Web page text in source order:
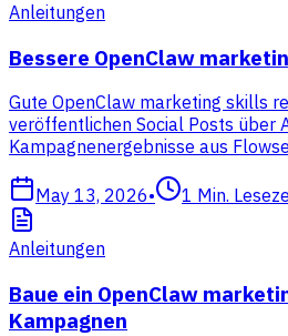
Anleitungen
Bessere OpenClaw
Gute OpenClaw marketing skills
veröffentlichen Social Posts über
Kampagnenergebnisse aus
May 13, 2026• 1 Min.
Anleitungen
Baue ein OpenClaw
Kampagnen